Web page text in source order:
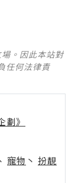
。因此本站對
任何法律責
》
寵物 丶 扮靚